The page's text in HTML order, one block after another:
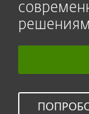
решениям